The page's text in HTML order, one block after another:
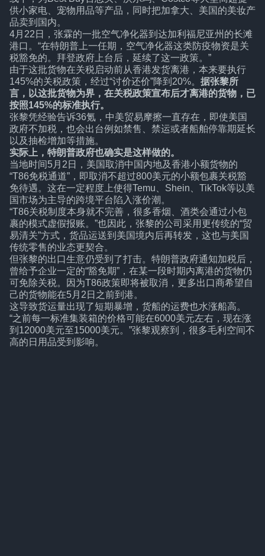
供小家电、宠物用品等产品，同时把加拿大、美国的美妆产
品卖到国内。
4月22日，张霖的一批空气净化器到达加利福尼亚州的长滩
港口。“在特朗普上一任期，空气净化器这类防疫物资是关
税豁免的。拜登政府上台后，延续了这一政策。”
由于这批货物在关税启动前从香港发货离港，本来要执行
145%的关税政策，经过“讨价还价”降到20%。 据张黎所
言，以这批货物为界，在关税政策宣布后才离港的货物，已
按照145%的标准执行。
张黎凭经验告诉36氪，中美贸易摩擦一直存在，即使美国
政府不加税，也会出台例如禁售、禁运或者船舶停靠期延长
以及抽检增加等措施。
实际上，特朗普政府也确实是这样做的。
当地时间5月2日，美国取消中国内地及香港小额货物的
“T86免税通道”，即取消不超过800美元的小额包裹关税豁
免待遇。这在一定程度上使得Temu、Shein、TikTok等以美
国市场为主导的跨境平台陷入涨价潮。
“T86关税制度本身就不完善，很多香烟、酒类会通过小包
裹的模式虚假报账。”也因此，张黎的公司采用更传统的“贸
易清关”方式，货品运送到美国境内后再转发，这也与美国
传统零售的业态更契合。
但张黎的出口生意仍受到了打击。特朗普政府通知加税后，
曾给予企业一定的“豁免期”，在某一段时期内离港的货物仍
可免除关税。因为T86政策即将被取消，更多出口商希望自
己的货物能在5月2日之前到港。
这导致货运量出现了短期暴增，货船的运费也水涨船高。
“之前每一标准集装箱的价格可能在6000美元左右，现在涨
到12000美元至15000美元。”张黎观察到，很多毛利空间不
高的日用品受到影响。